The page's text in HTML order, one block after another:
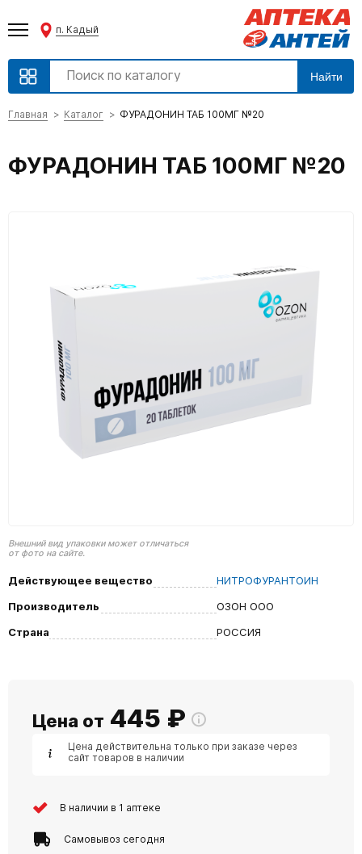
п. Кадый
Найти
Главная Каталог ФУРАДОНИН ТАБ 100МГ №20
ФУРАДОНИН ТАБ 100МГ №20
Внешний вид упаковки может отличаться
от фото на сайте.
Действующее вещество
НИТРОФУРАНТОИН
Производитель
ОЗОН ООО
Страна
РОССИЯ
Цена от 445 ₽
Цена действительна только при заказе через
сайт товаров в наличии
В наличии в 1 аптеке
Самовывоз сегодня